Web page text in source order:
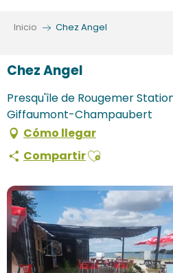
Inicio Chez Angel
Chez Angel
Presqu'île de Rougemer
Giffaumont-Champaubert
Cómo llegar
CompartirAjouter aux